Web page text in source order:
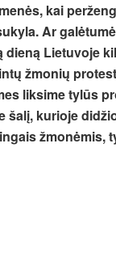
kai
Ar
dieną Lietuvoje
žmonių
liksime tylūs
šalį, kurioje
žmonėmis,